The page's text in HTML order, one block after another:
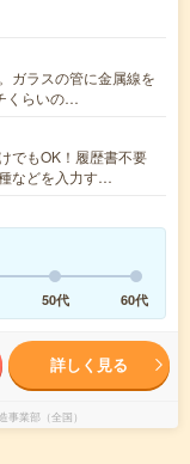
ガラスの管に金属線を
くらいの…
でもOK！履歴書不要
などを入力す…
50代 60代
詳しく見る
業部（全国）